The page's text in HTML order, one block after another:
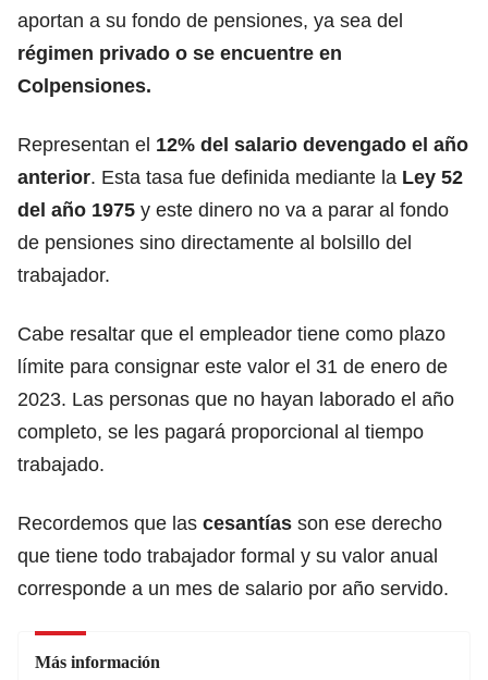
aportan a su fondo de pensiones, ya sea del
régimen privado o se encuentre en
Colpensiones.
Representan el 12% del salario devengado el año
anterior. Esta tasa fue definida mediante la Ley 52
del año 1975 y este dinero no va a parar al fondo
de pensiones sino directamente al bolsillo del
trabajador.
Cabe resaltar que el empleador tiene como plazo
límite para consignar este valor el 31 de enero de
2023. Las personas que no hayan laborado el año
completo, se les pagará proporcional al tiempo
trabajado.
Recordemos que las cesantías son ese derecho
que tiene todo trabajador formal y su valor anual
corresponde a un mes de salario por año servido.
Más información